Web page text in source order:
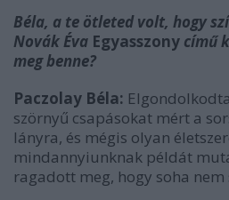
Béla, a te ötleted volt, hogy
Novák Éva Egyasszony című
meg benne?
Paczolay Béla:
szörnyű csapásokat mért a
lányra, és mégis olyan
mindannyiunknak példát
ragadott meg, hogy soha